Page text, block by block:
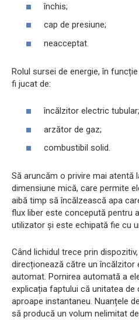
închis;
cap de presiune;
neacceptat.
Rolul sursei de energie, în
fi jucat de:
încălzitor electric tubular;
arzător de gaz;
combustibil solid.
Să aruncăm o privire mai atentă
dimensiune mică, care permite
aibă timp să încălzească apa
flux liber este concepută pentru
utilizator și este echipată fie cu
Când lichidul trece prin
direcționează către un încălzitor
automat. Pornirea automată a
explicația faptului că unitatea de
aproape instantaneu. Nuanțele
să producă un volum nelimitat